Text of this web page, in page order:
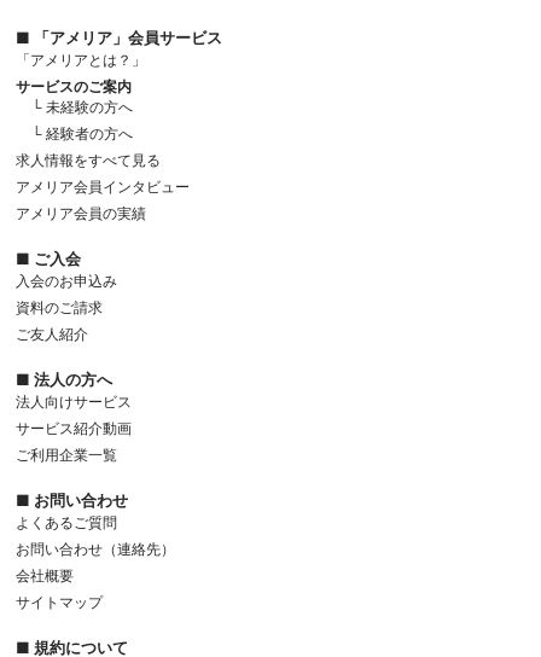
■ 「アメリア」会員サービス
「アメリアとは？」
サービスのご案内
└ 未経験の方へ
└ 経験者の方へ
求人情報をすべて見る
アメリア会員インタビュー
アメリア会員の実績
■ ご入会
入会のお申込み
資料のご請求
ご友人紹介
■ 法人の方へ
法人向けサービス
サービス紹介動画
ご利用企業一覧
■ お問い合わせ
よくあるご質問
お問い合わせ（連絡先）
会社概要
サイトマップ
■ 規約について